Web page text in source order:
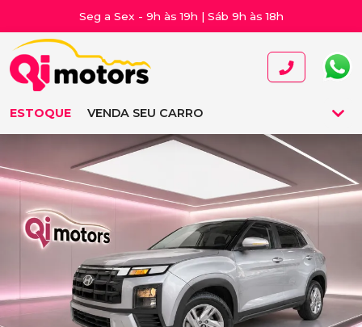
Seg a Sex - 9h às 19h | Sáb 9h às 18h
ESTOQUE VENDA SEU CARRO